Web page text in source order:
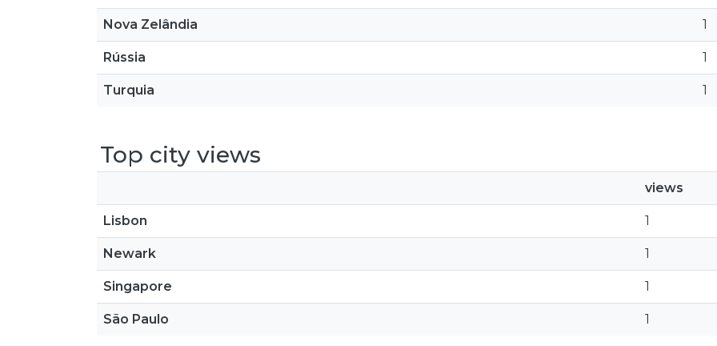
Nova Zelândia 1
Rússia 1
Turquia 1
Top city views
views
Lisbon 1
Newark 1
Singapore 1
São Paulo 1